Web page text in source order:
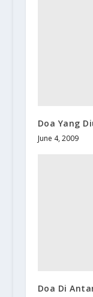
Doa Yang
June 4, 2009
Doa Di